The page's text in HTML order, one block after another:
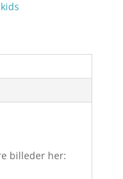
billeder her: